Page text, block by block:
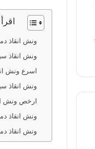
ونش انقاذ
ونش انقاذ
اسرع ونش
ونش انقاذ
ارخص ونش
ونش انقاذ
ونش انقاذ